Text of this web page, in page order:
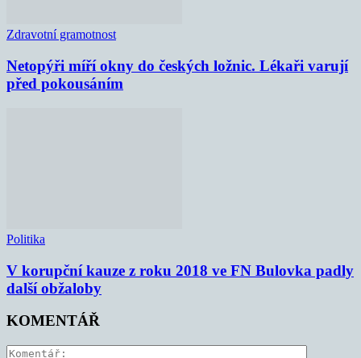
Zdravotní gramotnost
Netopýři míří okny do českých ložnic. Lékaři varují
před pokousáním
Politika
V korupční kauze z roku 2018 ve FN Bulovka padly
další obžaloby
KOMENTÁŘ